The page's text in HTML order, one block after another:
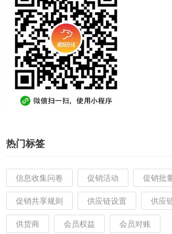
热门标签
信息收集问卷 促销活动
促销批
促销共享规则
供应链设置
供应
供货商
会员权益
会员对账